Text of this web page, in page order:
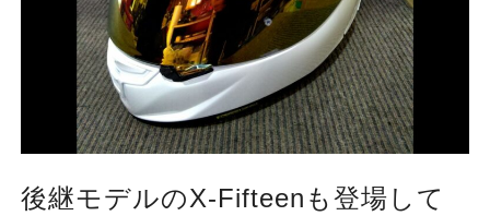
後継モデルのX-Fifteenも登場して